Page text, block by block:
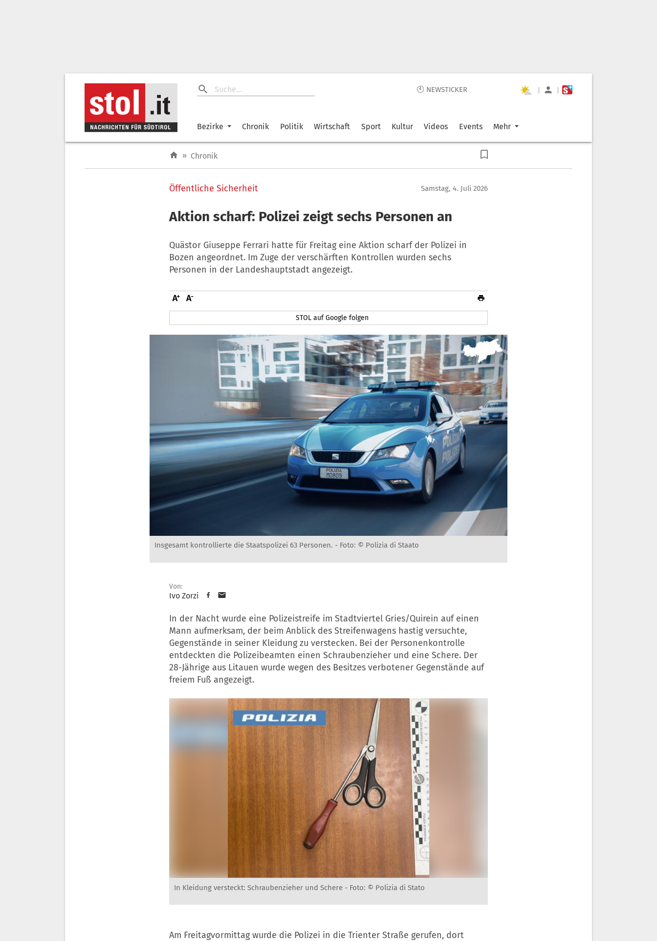
🕙 NEWSTICKER | |
Bezirke Chronik Politik Wirtschaft Sport Kultur Videos Events Mehr
» Chronik
Öffentliche Sicherheit Samstag, 4. Juli 2026
Aktion scharf: Polizei zeigt sechs Personen an
Quästor Giuseppe Ferrari hatte für Freitag eine Aktion scharf der Polizei in
Bozen angeordnet. Im Zuge der verschärften Kontrollen wurden sechs
Personen in der Landeshauptstadt angezeigt.
STOL auf Google folgen
Insgesamt kontrollierte die Staatspolizei 63 Personen. - Foto: © Polizia di Staato
Von:
Ivo Zorzi
In der Nacht wurde eine Polizeistreife im Stadtviertel Gries/Quirein auf einen
Mann aufmerksam, der beim Anblick des Streifenwagens hastig versuchte,
Gegenstände in seiner Kleidung zu verstecken. Bei der Personenkontrolle
entdeckten die Polizeibeamten einen Schraubenzieher und eine Schere. Der
28-Jährige aus Litauen wurde wegen des Besitzes verbotener Gegenstände auf
freiem Fuß angezeigt.
In Kleidung versteckt: Schraubenzieher und Schere - Foto: © Polizia di Stato
Am Freitagvormittag wurde die Polizei in die Trienter Straße gerufen, dort